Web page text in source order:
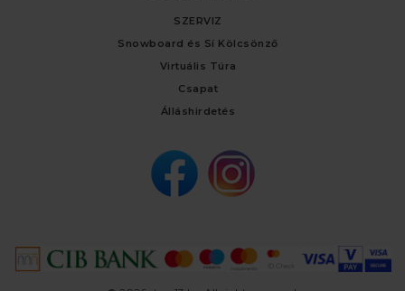
SZERVIZ
Snowboard és Sí Kölcsönző
Virtuális Túra
Csapat
Álláshirdetés